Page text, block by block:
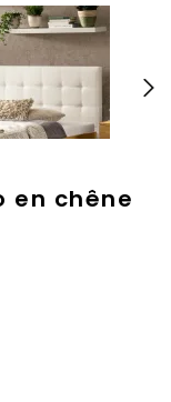

en chêne